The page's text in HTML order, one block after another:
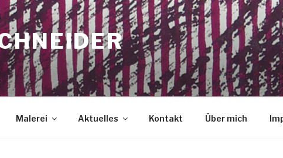
Malerei Aktuelles Kontakt Über mich